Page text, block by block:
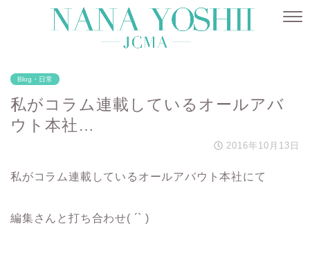
Blog・日常
私がコラム連載しているオールアバ
ウト本社…
2016年10月13日
私がコラム連載しているオールアバウト本社にて
編集さんと打ち合わせ( ´` )